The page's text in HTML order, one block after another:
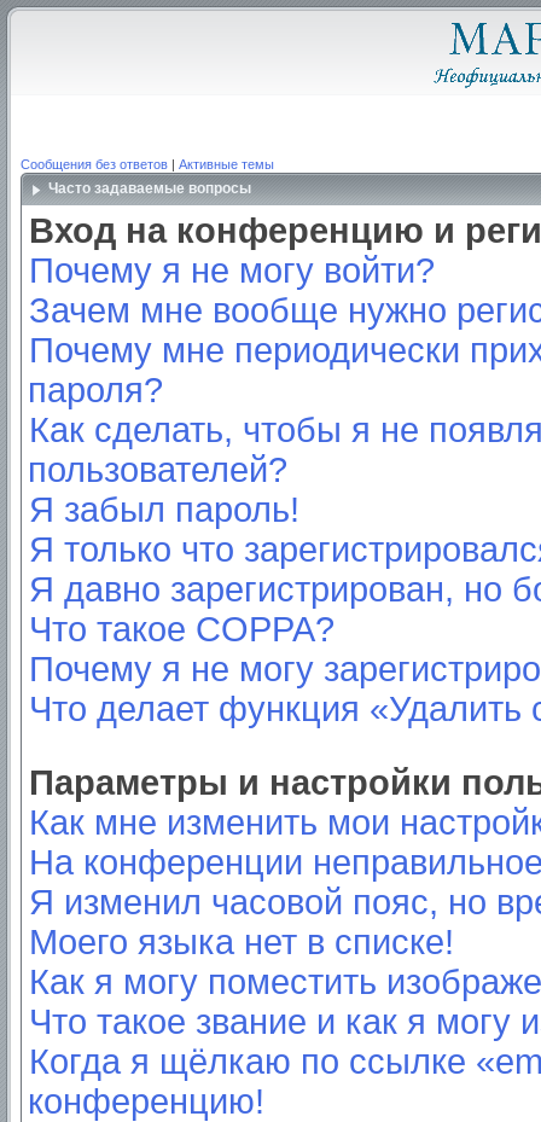
Сообщения без ответов | Активные темы
Часто задаваемые вопросы
Вход на конференцию и
Почему я не могу войти?
Зачем мне вообще нужно
Почему мне периодически
пароля?
Как сделать, чтобы я не
пользователей?
Я забыл пароль!
Я только что
Я давно зарегистрирован, но
Что такое COPPA?
Почему я не могу
Что делает функция
Параметры и настройки
Как мне изменить мои
На конференции
Я изменил часовой пояс, но
Моего языка нет в списке!
Как я могу поместить
Что такое звание и как я могу
Когда я щёлкаю по ссылке
конференцию!